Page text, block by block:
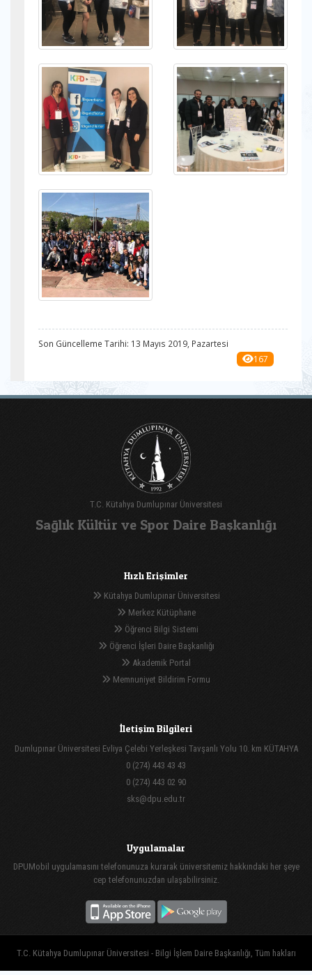
Son Güncelleme Tarihi: 13 Mayıs 2019, Pazartesi
167
T.C. Kütahya Dumlupınar Üniversitesi
Sağlık Kültür ve Spor Daire Başkanlığı
Hızlı Erişimler
Kütahya Dumlupınar Üniversitesi
Merkez Kütüphane
Öğrenci Bilgi Sistemi
Öğrenci İşleri Daire Başkanlığı
Akademik Portal
Memnuniyet Bildirim Formu
İletişim Bilgileri
Dumlupınar Üniversitesi Evliya Çelebi Yerleşkesi Tavşanlı Yolu 10. km KÜTAHYA
0 (274) 443 43 43
0 (274) 443 02 90
sks@dpu.edu.tr
Uygulamalar
DPUMobil uygulamasını telefonunuza kurarak üniversitemiz hakkındaki her şeye
cep telefonunuzdan ulaşabilirsiniz.
T.C. Kütahya Dumlupınar Üniversitesi - Bilgi İşlem Daire Başkanlığı, Tüm hakları